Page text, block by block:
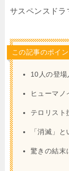
サスペンスドラ
この記事のポイン
10人の登
ヒューマノ
テロリスト
「消滅」
驚きの結末